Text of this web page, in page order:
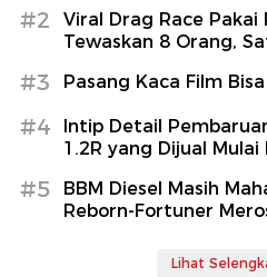
#2
Viral Drag Race
Tewaskan 8 Orang,
#3 Pasang Kaca Film
#4
Intip Detail
1.2R yang Dijual
#5
BBM Diesel Masih
Reborn-Fortuner
Lihat